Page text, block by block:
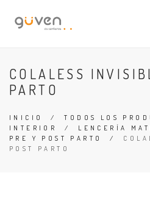
COLALESS
PARTO
INICIO /TODOS LOS
INTERIOR
/ LENCERÍA
PRE Y POST PARTO
/
POST PARTO